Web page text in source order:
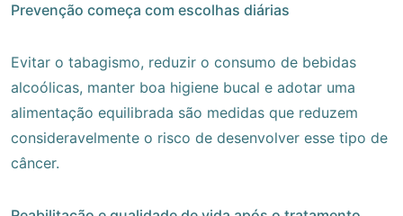
Prevenção começa com escolhas diárias
Evitar o tabagismo, reduzir o consumo de bebidas
alcoólicas, manter boa higiene bucal e adotar uma
alimentação equilibrada são medidas que reduzem
consideravelmente o risco de desenvolver esse tipo de
câncer.